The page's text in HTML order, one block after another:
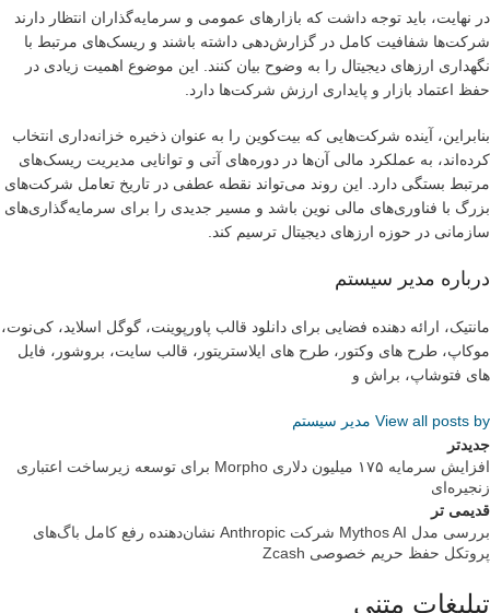
در نهایت، باید توجه داشت که بازارهای عمومی و سرمایه‌گذاران انتظار دارند
شرکت‌ها شفافیت کامل در گزارش‌دهی داشته باشند و ریسک‌های مرتبط با
نگهداری ارزهای دیجیتال را به وضوح بیان کنند. این موضوع اهمیت زیادی در
حفظ اعتماد بازار و پایداری ارزش شرکت‌ها دارد.
بنابراین، آینده شرکت‌هایی که بیت‌کوین را به عنوان ذخیره خزانه‌داری انتخاب
کرده‌اند، به عملکرد مالی آن‌ها در دوره‌های آتی و توانایی مدیریت ریسک‌های
مرتبط بستگی دارد. این روند می‌تواند نقطه عطفی در تاریخ تعامل شرکت‌های
بزرگ با فناوری‌های مالی نوین باشد و مسیر جدیدی را برای سرمایه‌گذاری‌های
سازمانی در حوزه ارزهای دیجیتال ترسیم کند.
درباره مدیر سیستم
مانتیک، ارائه دهنده فضایی برای دانلود قالب پاورپوینت، گوگل اسلاید، کی‌نوت،
موکاپ، طرح های وکتور، طرح های ایلاستریتور، قالب سایت، بروشور، فایل
های فتوشاپ، براش و
View all posts by مدیر سیستم
جدیدتر
افزایش سرمایه ۱۷۵ میلیون دلاری Morpho برای توسعه زیرساخت اعتباری
زنجیره‌ای
قدیمی تر
بررسی مدل Mythos AI شرکت Anthropic نشان‌دهنده رفع کامل باگ‌های
پروتکل حفظ حریم خصوصی Zcash
تبلیغات متنی